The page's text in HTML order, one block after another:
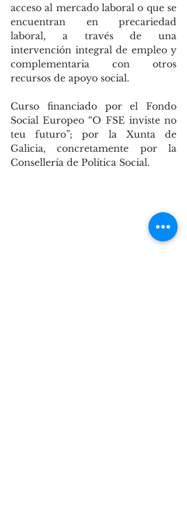
acceso al mercado laboral o que se
encuentran en precariedad
laboral, a través de una
intervención integral de empleo y
complementaria con otros
recursos de apoyo social.
Curso financiado por el Fondo
Social Europeo “O FSE inviste no
teu futuro”; por la Xunta de
Galicia, concretamente por la
Consellería de Política Social.